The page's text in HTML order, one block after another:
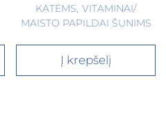
KATĖMS VITAMINAI/
MAISTO PAPILDAI ŠUNIMS
Į krepšelį